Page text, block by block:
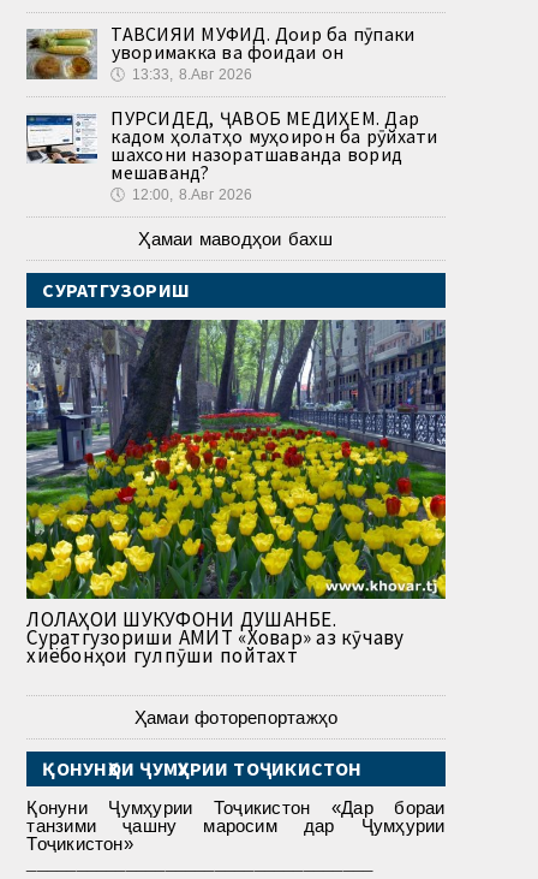
ТАВСИЯИ МУФИД. Доир ба пӯпаки
ҷуворимакка ва фоидаи он
🕔 13:33, 8.Авг 2026
ПУРСИДЕД, ҶАВОБ МЕДИҲЕМ. Дар
кадом ҳолатҳо муҳоҷирон ба рӯйхати
шахсони назоратшаванда ворид
мешаванд?
🕔 12:00, 8.Авг 2026
Ҳамаи маводҳои бахш
СУРАТГУЗОРИШ
ЛОЛАҲОИ ШУКУФОНИ ДУШАНБЕ.
Суратгузориши АМИТ «Ховар» аз кӯчаву
хиёбонҳои гулпӯши пойтахт
Ҳамаи фоторепортажҳо
ҚОНУНҲОИ ҶУМҲУРИИ ТОҶИКИСТОН
Қонуни Ҷумҳурии Тоҷикистон «Дар бораи
танзими ҷашну маросим дар Ҷумҳурии
Тоҷикистон»